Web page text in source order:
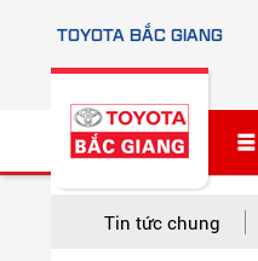
TOYOTA BẮC GIANG
Tin tức chung